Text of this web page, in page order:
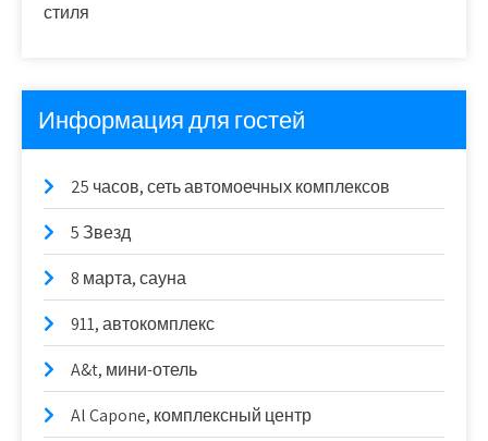
стиля
Информация для гостей
25 часов, сеть автомоечных комплексов
5 Звезд
8 марта, сауна
911, автокомплекс
A&t, мини-отель
Al Capone, комплексный центр